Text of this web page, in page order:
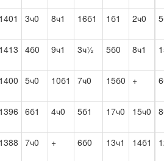
1401 3ч0 8ч1 16б1 1б1 2ч0
1413 4б0 9ч1 3ч½ 5б0 8ч1
1400 5ч0 10б1 7ч0 15б0 +
1396 6б1 4ч0 5б1 17ч0 15ч0
1388 7ч0 + 6б0 13ч1 14б1